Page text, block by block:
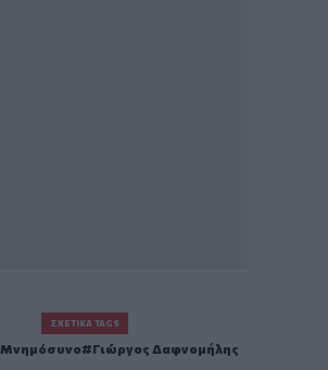
ΣΧΕΤΙΚΆ TAGS
Μνημόσυνο Γιώργος Δαφνομήλης